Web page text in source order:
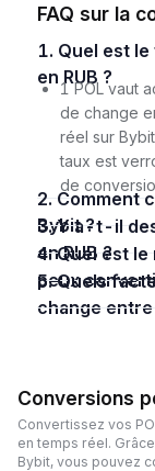
FAQ sur la
1. Quel est le taux de change actuel de POL
en RUB ?
1 POL vaut
de change
réel sur
taux est
de
2. Comment convertir des POL en RUB sur
Bybit ?
3. Y a-t-il des frais pour convertir des POL
en RUB ?
4. Quel est le montant minimum de POL que je
peux
5. Quels facteurs influencent le taux de
change entre
Conversions
Convertissez vos
en temps réel.
Bybit, vous pouvez